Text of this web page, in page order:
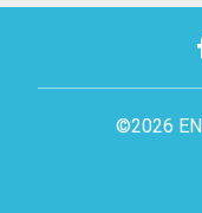
©2026